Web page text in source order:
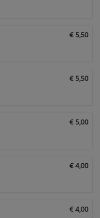
€ 5,50
€ 5,50
€ 5,00
€ 4,00
€ 4,00